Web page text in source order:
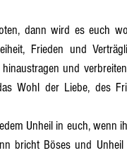
Frieden und
und
Wohl der Liebe, des
bricht Böses und